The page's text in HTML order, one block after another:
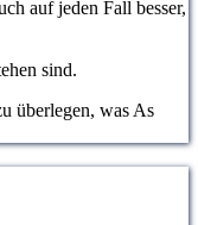
auf jeden Fall besser,
sind.
überlegen, was As